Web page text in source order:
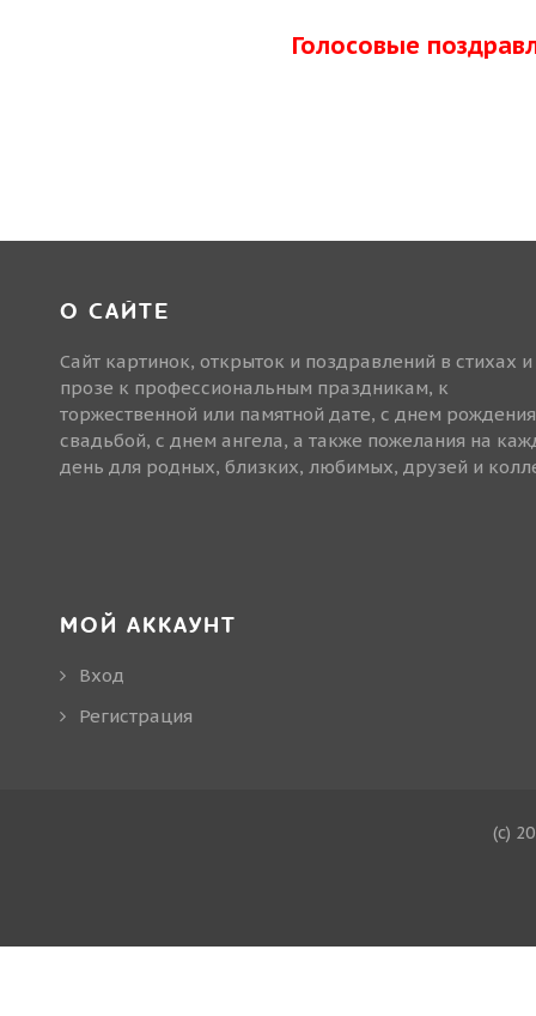
Голосовые
О САЙТЕ
Сайт картинок, открыток и поздравлений в стихах и
прозе к профессиональным праздникам, к
торжественной или памятной дате, с днем
свадьбой, с днем ангела, а также пожелания на
день для родных, близких, любимых, друзей и
МОЙ АККАУНТ
Вход
Регистрация
(c)